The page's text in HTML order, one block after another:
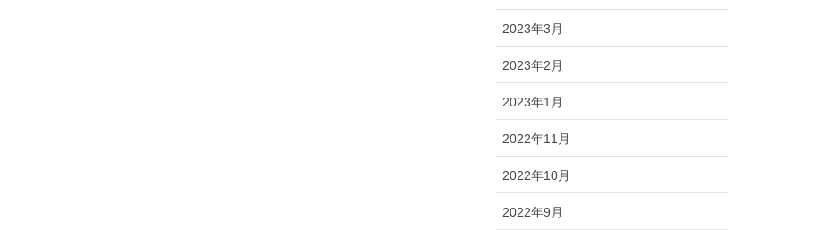
2023年3月
2023年2月
2023年1月
2022年11月
2022年10月
2022年9月